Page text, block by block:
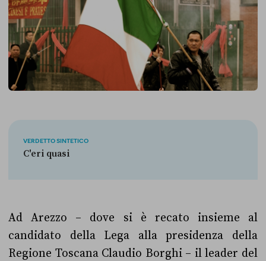
VERDETTO SINTETICO
C'eri quasi
Ad Arezzo – dove si è recato insieme al
candidato della Lega alla presidenza della
Regione Toscana Claudio Borghi – il leader del